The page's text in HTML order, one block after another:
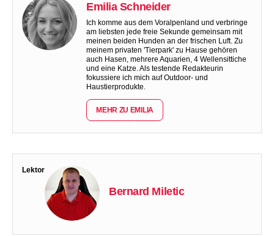
Emilia Schneider
Ich komme aus dem Voralpenland und verbringe
am liebsten jede freie Sekunde gemeinsam mit
meinen beiden Hunden an der frischen Luft. Zu
meinem privaten 'Tierpark' zu Hause gehören
auch Hasen, mehrere Aquarien, 4 Wellensittiche
und eine Katze. Als testende Redakteurin
fokussiere ich mich auf Outdoor- und
Haustierprodukte.
MEHR ZU EMILIA
Lektor
Bernard Miletic